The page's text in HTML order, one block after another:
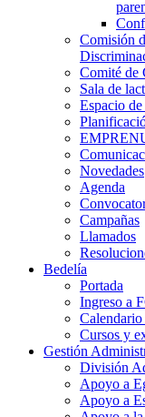
Comisión
Comité de
Sala de
Espacio
Novedades
Agenda
Campañas
Llamados
Bedelía
Portada
Ingreso a
Cursos y
Gestión
División
Apoyo a
Apoyo a